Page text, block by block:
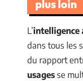
plus loin
L’
dans tous les
du rapport
usagesse